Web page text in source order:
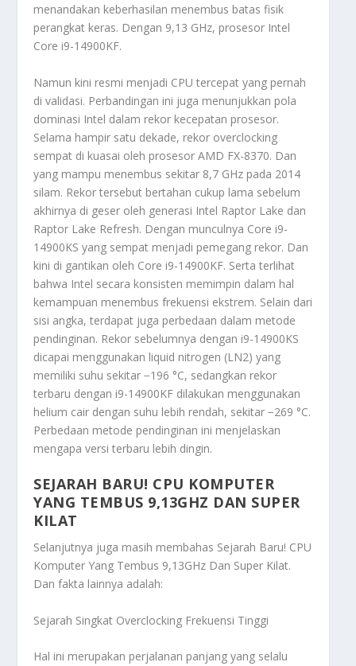
menandakan keberhasilan menembus batas fisik
perangkat keras. Dengan 9,13 GHz, prosesor Intel
Core i9-14900KF.
Namun kini resmi menjadi CPU tercepat yang pernah
di validasi. Perbandingan ini juga menunjukkan pola
dominasi Intel dalam rekor kecepatan prosesor.
Selama hampir satu dekade, rekor overclocking
sempat di kuasai oleh prosesor AMD FX-8370. Dan
yang mampu menembus sekitar 8,7 GHz pada 2014
silam. Rekor tersebut bertahan cukup lama sebelum
akhirnya di geser oleh generasi Intel Raptor Lake dan
Raptor Lake Refresh. Dengan munculnya Core i9-
14900KS yang sempat menjadi pemegang rekor. Dan
kini di gantikan oleh Core i9-14900KF. Serta terlihat
bahwa Intel secara konsisten memimpin dalam hal
kemampuan menembus frekuensi ekstrem. Selain dari
sisi angka, terdapat juga perbedaan dalam metode
pendinginan. Rekor sebelumnya dengan i9-14900KS
dicapai menggunakan liquid nitrogen (LN2) yang
memiliki suhu sekitar −196 °C, sedangkan rekor
terbaru dengan i9-14900KF dilakukan menggunakan
helium cair dengan suhu lebih rendah, sekitar −269 °C.
Perbedaan metode pendinginan ini menjelaskan
mengapa versi terbaru lebih dingin.
SEJARAH BARU! CPU KOMPUTER
YANG TEMBUS 9,13GHZ DAN SUPER
KILAT
Selanjutnya juga masih membahas Sejarah Baru! CPU
Komputer Yang Tembus 9,13GHz Dan Super Kilat.
Dan fakta lainnya adalah:
Sejarah Singkat Overclocking Frekuensi Tinggi
Hal ini merupakan perjalanan panjang yang selalu